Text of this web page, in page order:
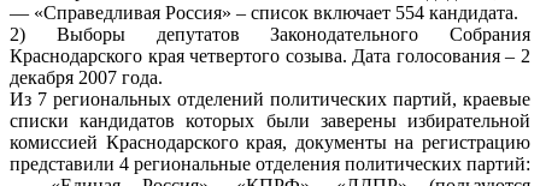
— «Справедливая Россия» – список включает 554 кандидата.
2) Выборы депутатов Законодательного Собрания
Краснодарского края четвертого созыва. Дата голосования – 2
декабря 2007 года.
Из 7 региональных отделений политических партий, краевые
списки кандидатов которых были заверены избирательной
комиссией Краснодарского края, документы на регистрацию
представили 4 региональные отделения политических партий: